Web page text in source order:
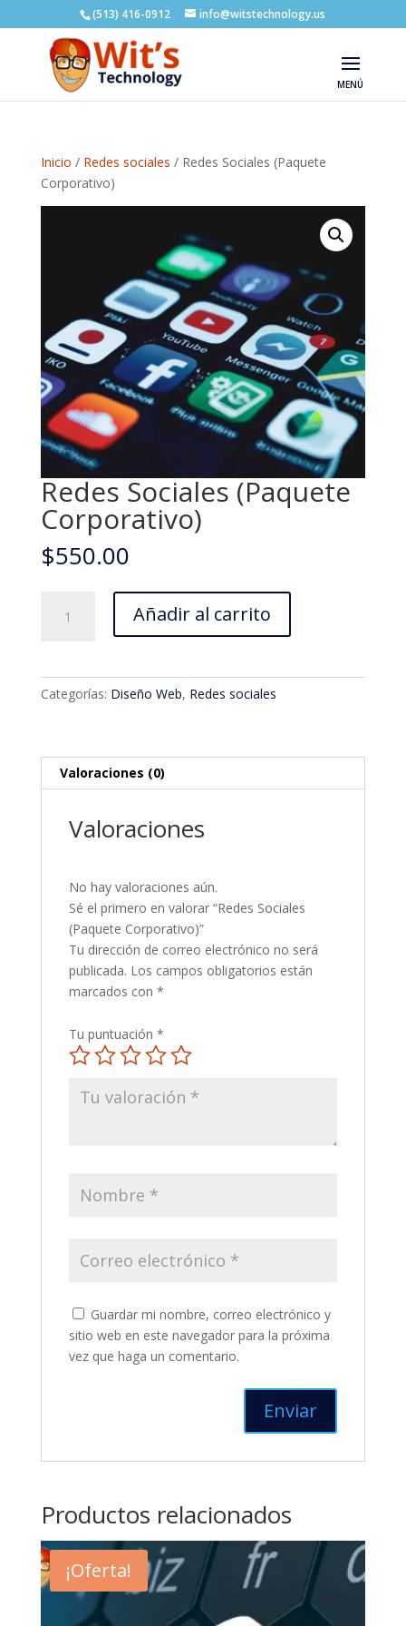
(513) 416-0912 info@witstechnology.us
Inicio / Redes sociales / Redes Sociales (Paquete
Corporativo)
Redes Sociales (Paquete
Corporativo)
$550.00
Sociales
cantidad
Añadir al carrito
Categorías: Diseño Web, Redes sociales
Valoraciones (0)
Valoraciones
No hay valoraciones aún.
Sé el primero en valorar “Redes Sociales
(Paquete Corporativo)”
Tu dirección de correo electrónico no será
publicada. Los campos obligatorios están
marcados con *
Tu puntuación *
Guardar mi nombre, correo electrónico y
sitio web en este navegador para la próxima
vez que haga un comentario.
Productos relacionados
¡Oferta!